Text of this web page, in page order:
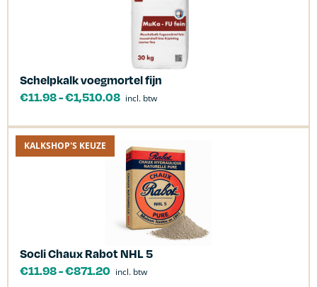
Schelpkalk voegmortel fijn
€11.98-€1,510.08 incl. btw
KALKSHOP'S KEUZE
Socli Chaux Rabot NHL 5
€11.98-€871.20 incl. btw